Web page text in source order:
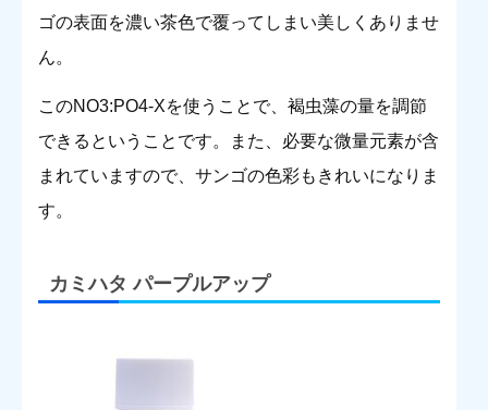
ゴの表面を濃い茶色で覆ってしまい美しくありませ
ん。
このNO3:PO4-Xを使うことで、褐虫藻の量を調節
できるということです。また、必要な微量元素が含
まれていますので、サンゴの色彩もきれいになりま
す。
カミハタ パープルアップ